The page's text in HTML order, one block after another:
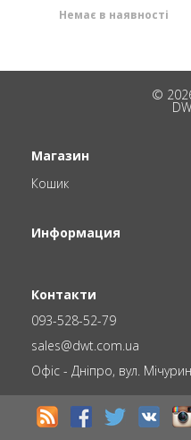
Немає в наявності
©
Магазин
Кошик
Информация
Контакти
093-528-52-79
sales@dwt.com.ua
Офіс - Дніпро, вул.